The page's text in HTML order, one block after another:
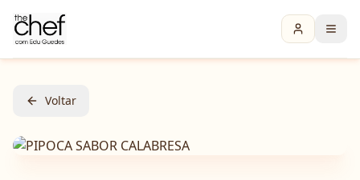
Voltar